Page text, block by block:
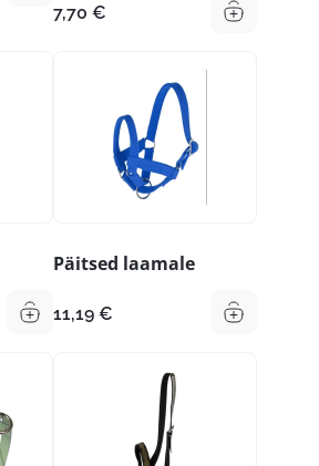
7,70 €
Hinnavahemik:
Päitsed laamale
11,19 €